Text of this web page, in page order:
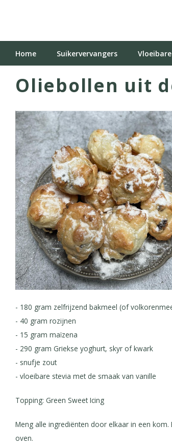
Home Suikervervangers
Oliebollen uit
- 180 gram zelfrijzend bakmeel (of
- 40 gram rozijnen
- 15 gram maïzena
- 290 gram Griekse yoghurt, skyr of kwark
- snufje zout
- vloeibare stevia met de smaak van vanille
Topping: Green Sweet Icing
Meng alle ingrediënten door elkaar in een
oven.